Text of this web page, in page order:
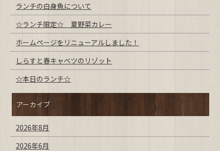
ランチの白身魚について
☆ランチ限定☆ 夏野菜カレー
ホームページをリニューアルしました！
しらすと春キャベツのリゾット
☆本日のランチ☆
アーカイブ
2026年8月
2026年6月